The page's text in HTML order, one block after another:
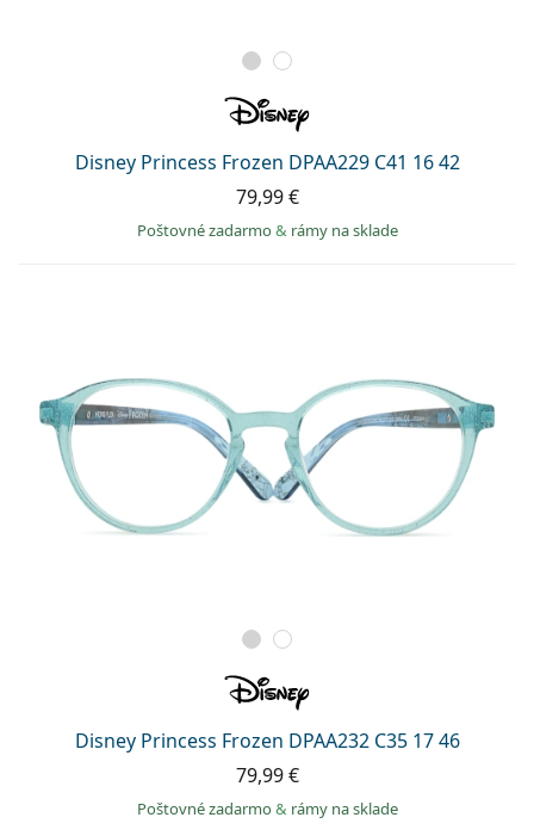
Disney Princess Frozen DPAA229 C41 16 42
79,99 €
Poštovné zadarmo& rámy na sklade
Disney Princess Frozen DPAA232 C35 17 46
79,99 €
Poštovné zadarmo& rámy na sklade